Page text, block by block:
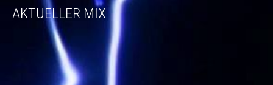
AKTUELLER MIX